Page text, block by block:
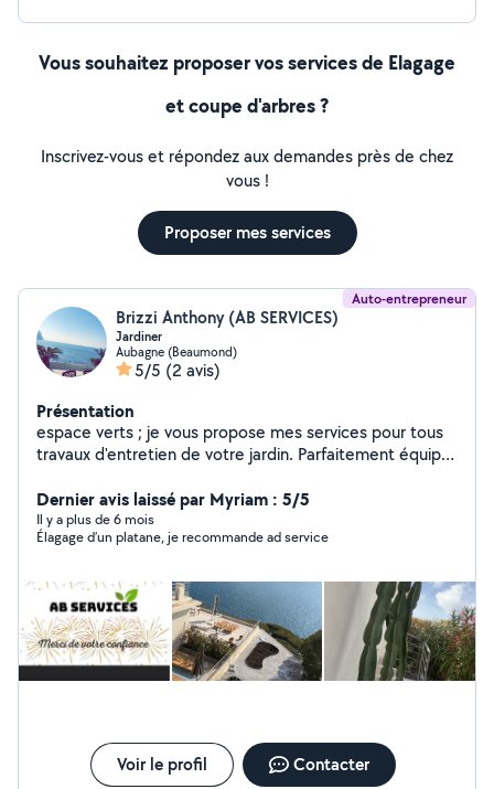
Vous souhaitez proposer vos services de Elagage
et coupe d'arbres ?
Inscrivez-vous et répondez aux demandes près de chez
vous !
Proposer mes services
Auto-entrepreneur
Brizzi Anthony (AB SERVICES)
Jardiner
Aubagne (Beaumond)
5/5 (2 avis)
Présentation
espace verts ; je vous propose mes services pour tous
travaux d'entretien de votre jardin. Parfaitement équipé,
toiture terrasse a haute pression prix attractifs &
raisonnables. je propose également l'évacuation
d'objets encombrants. Je vous réponds rapidement &
A bientôt !
Dernier avis laissé par Myriam : 5/5
Il y a plus de 6 mois
Élagage d’un platane, je recommande ad service
Voir le profil Contacter